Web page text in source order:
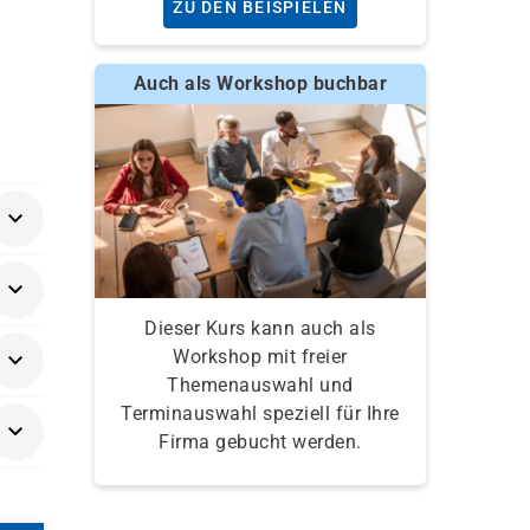
ZU DEN BEISPIELEN
Auch als Workshop buchbar
Dieser Kurs kann auch als
Workshop mit freier
Themenauswahl und
Terminauswahl speziell für Ihre
Firma gebucht werden.